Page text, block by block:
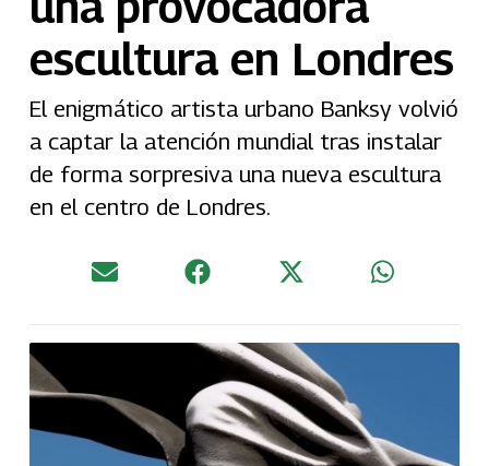
escultura en Londres
El enigmático artista urbano Banksy volvió
a captar la atención mundial tras instalar
de forma sorpresiva una nueva escultura
en el centro de Londres.